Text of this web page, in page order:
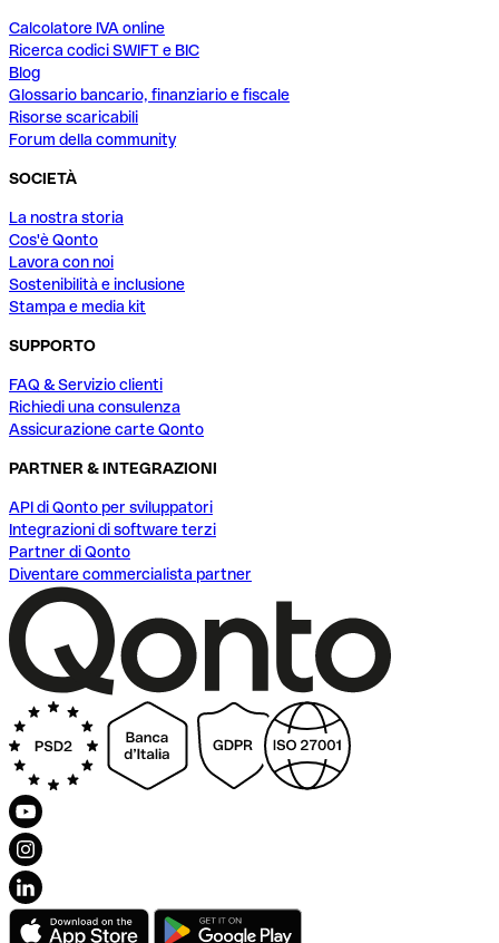
Calcolatore IVA online
Ricerca codici SWIFT e BIC
Blog
Glossario bancario, finanziario e fiscale
Risorse scaricabili
Forum della community
SOCIETÀ
La nostra storia
Cos'è Qonto
Lavora con noi
Sostenibilità e inclusione
Stampa e media kit
SUPPORTO
FAQ & Servizio clienti
Richiedi una consulenza
Assicurazione carte Qonto
PARTNER & INTEGRAZIONI
API di Qonto per sviluppatori
Integrazioni di software terzi
Partner di Qonto
Diventare commercialista partner